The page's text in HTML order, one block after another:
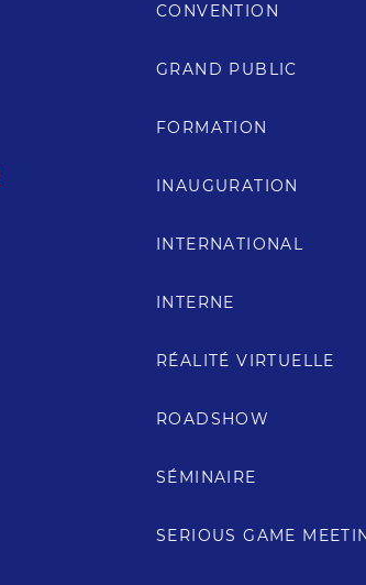
CONVENTION
GRAND PUBLIC
FORMATION
INAUGURATION
INTERNATIONAL
INTERNE
RÉALITÉ VIRTUELLE
ROADSHOW
SÉMINAIRE
SERIOUS GAME